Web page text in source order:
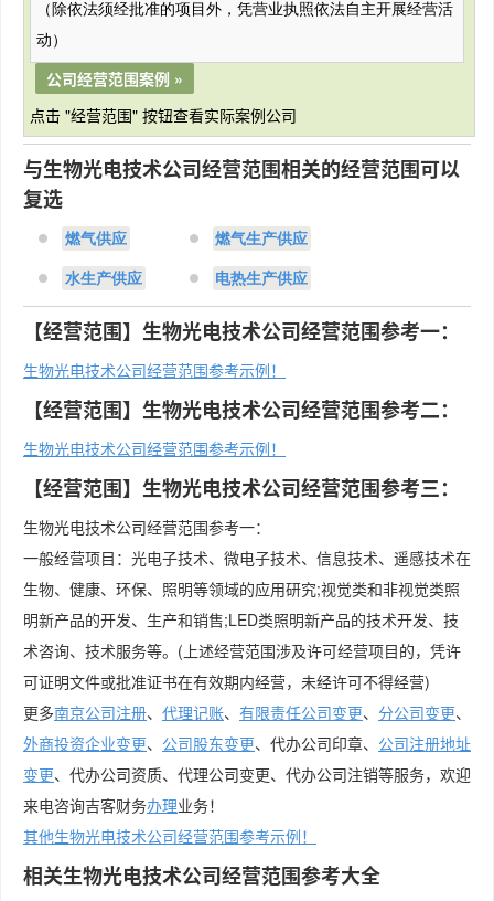
（除依法须经批准的项目外，凭营业执照依法自主开展经营活
动）
公司经营范围案例 »
点击 "经营范围" 按钮查看实际案例公司
与生物光电技术公司经营范围相关的经营范围可以
复选
燃气供应 燃气生产供应
水生产供应 电热生产供应
【经营范围】生物光电技术公司经营范围参考一：
生物光电技术公司经营范围参考示例！
【经营范围】生物光电技术公司经营范围参考二：
生物光电技术公司经营范围参考示例！
【经营范围】生物光电技术公司经营范围参考三：
生物光电技术公司经营范围参考一：
一般经营项目：光电子技术、微电子技术、信息技术、遥感技术在
生物、健康、环保、照明等领域的应用研究;视觉类和非视觉类照
明新产品的开发、生产和销售;LED类照明新产品的技术开发、技
术咨询、技术服务等。(上述经营范围涉及许可经营项目的，凭许
可证明文件或批准证书在有效期内经营，未经许可不得经营)
更多南京公司注册、 代理记账、 有限责任公司变更、 分公司变更、
外商投资企业变更、 公司股东变更、代办公司印章、 公司注册地址
变更、代办公司资质、代理公司变更、代办公司注销等服务，欢迎
来电咨询吉客财务办理业务！
其他生物光电技术公司经营范围参考示例！
相关生物光电技术公司经营范围参考大全